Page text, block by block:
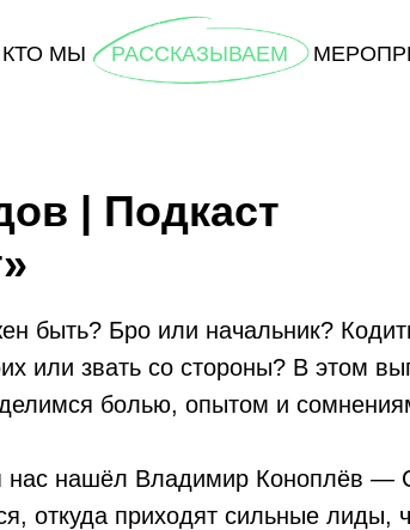
РАССКАЗЫВАЕМ
КТО МЫ
| Подкаст
быть? Бро или начальник?
или звать со стороны? В этом
болью, опытом и
нас нашёл Владимир Коноплёв —
откуда приходят сильные лиды,